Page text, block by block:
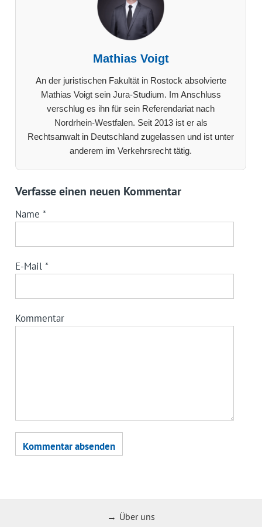
Mathias Voigt
An der juristischen Fakultät in Rostock absolvierte
Mathias Voigt sein Jura-Studium. Im Anschluss
verschlug es ihn für sein Referendariat nach
Nordrhein-Westfalen. Seit 2013 ist er als
Rechtsanwalt in Deutschland zugelassen und ist unter
anderem im Verkehrsrecht tätig.
Verfasse einen neuen Kommentar
Name *
E-Mail *
Kommentar
Über uns